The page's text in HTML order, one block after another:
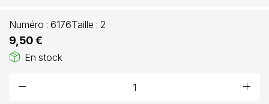
Numéro : 6176Taille : 2
9,50 €
package_2 En stock
remove add